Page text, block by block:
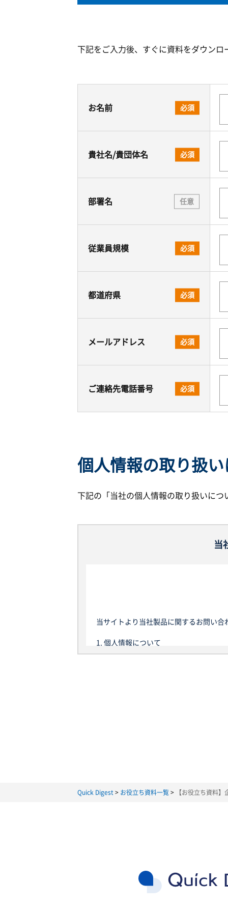
下記をご入力後、すぐに資料をダウンロ
お名前 必須
貴社名/貴団体名 必須
部署名 任意
従業員規模 必須
都道府県 必須
メールアドレス 必須
ご連絡先電話番号 必須
個人情報の取り扱い
下記の「当社の個人情報の取り扱いにつ
当
当サイトより当社製品に関するお問い合
1. 個人情報について
本規定における個人情報とは、当社が
らの同意を得るものとします。また、
・当社およびグループ会社で取り扱う
ることが困難であり、かつ以下の場合
(1) 人の生命、身体又は財産の保護のた
Quick Digest お役立ち資料一覧 【お役立ち資料】